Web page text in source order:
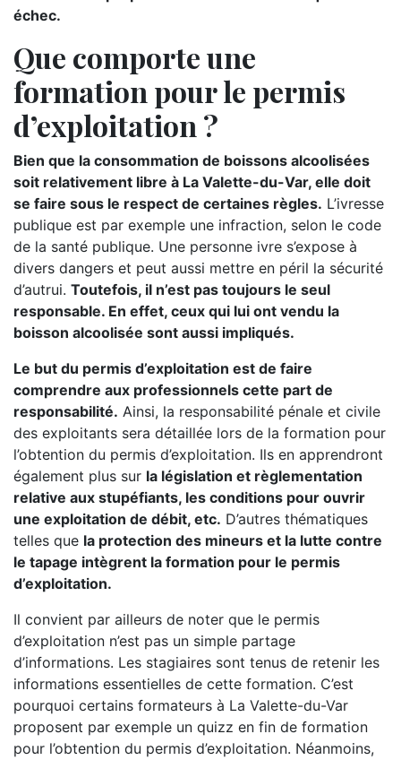
échec.
Que comporte une
formation pour le permis
d’exploitation ?
Bien que la consommation de boissons alcoolisées
soit relativement libre à La Valette-du-Var, elle doit
se faire sous le respect de certaines règles. L’ivresse
publique est par exemple une infraction, selon le code
de la santé publique. Une personne ivre s’expose à
divers dangers et peut aussi mettre en péril la sécurité
d’autrui. Toutefois, il n’est pas toujours le seul
responsable. En effet, ceux qui lui ont vendu la
boisson alcoolisée sont aussi impliqués.
Le but du permis d’exploitation est de faire
comprendre aux professionnels cette part de
responsabilité. Ainsi, la responsabilité pénale et civile
des exploitants sera détaillée lors de la formation pour
l’obtention du permis d’exploitation. Ils en apprendront
également plus sur la législation et règlementation
relative aux stupéfiants, les conditions pour ouvrir
une exploitation de débit, etc. D’autres thématiques
telles que la protection des mineurs et la lutte contre
le tapage intègrent la formation pour le permis
d’exploitation.
Il convient par ailleurs de noter que le permis
d’exploitation n’est pas un simple partage
d’informations. Les stagiaires sont tenus de retenir les
informations essentielles de cette formation. C’est
pourquoi certains formateurs à La Valette-du-Var
proposent par exemple un quizz en fin de formation
pour l’obtention du permis d’exploitation. Néanmoins,